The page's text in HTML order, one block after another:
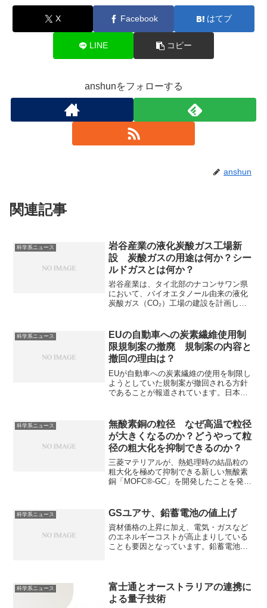
X Facebook はてブ
LINE コピー
anshunをフォローする
anshun
関連記事
科学系ニュース
岩谷産業の液化炭酸ガス工場新
設 炭酸ガスの用途は何か？シー
ルドガスとは何か？
岩谷産業は、タイ北部のナコンサワン県
において、バイオエタノール由来の液化
炭酸ガス（CO₂）工場の建設を計画して
カーボンニュートラルな炭酸ガスの製造
への転換が求められています。炭酸ガス
の用途やシールドガスとは何かを知るこ
とができます。
科学系ニュース
EUの自動車への炭素繊維使用制
限規制案の撤廃 規制案の内容と
撤回の理由は？
EUが自動車への炭素繊維の使用を制限し
ようとしていた規制案が撤回される方針
であることが報道されています。日本の
容と撤回の理由を知ることができます。
科学系ニュース
無酸素銅の粒径 なぜ高温で粒径
が大きくなるのか？どうやって粒
径の粗大化を抑制できるのか？
三菱マテリアルが、熱処理時の結晶粒の
粗大化を極めて抑制できる新しい無酸素
銅「MOFC®-GC」を開発したことを発表
晶粒を小さいままにできれば、材料の強
度や硬度、延性などの機械的特性が維持
されます。なぜ粒径が大きくなるのか、
どうやれば粗大化を防ぐことができるか
を知ることができます。
科学系ニュース GSユアサ、鉛蓄電池の値上げ
資材価格の上昇に加え、電気・ガスなど
のエネルギーコストが高止まりしている
ことも要因となっています。鉛蓄電池の
科学系ニュース
富士通とオーストラリアの連携に
よる量子技術